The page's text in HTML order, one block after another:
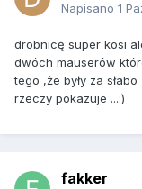
Napisano 1
drobnicę super kosi
dwóch mauserów
tego ,że były za
rzeczy pokazuje ...:)
fakker